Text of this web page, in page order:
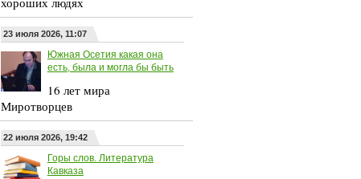
23 июля 2026, 11:07
Южная Осетия какая она
есть, была и могла бы быть
16 лет мира
Миротворцев
22 июля 2026, 19:42
Горы слов. Литература
Кавказа